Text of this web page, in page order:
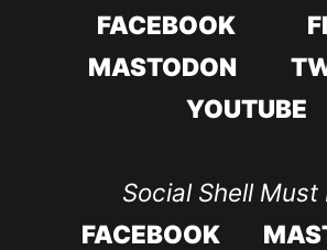
FACEBOOK
MASTODON
YOUTUBE
Social Shell Must
FACEBOOK